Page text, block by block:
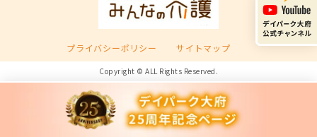
プライバシーポリシー サイトマップ
Copyright © ALL Rights Reserved.